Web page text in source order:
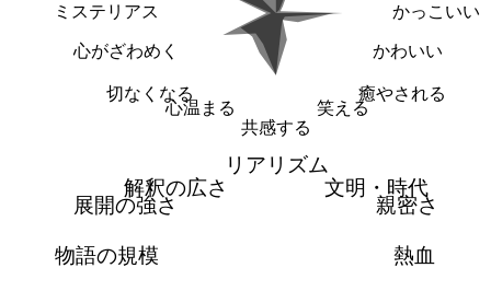
かっこいい
かわいい
癒やされる
笑える
共感する
心温まる
切なくなる
心がざわめく
ミステリアス
リアリズム
文明・時代
親密さ
熱血
物語の規模
展開の強さ
解釈の広さ